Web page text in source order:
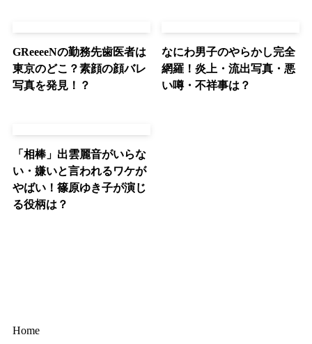
GReeeeNの勤務先歯医者は
東京のどこ？素顔の顔バレ
写真を発見！？
なにわ男子のやらかし完全
網羅！炎上・流出写真・悪
い噂・不祥事は？
「相棒」出雲麗音がいらな
い・嫌いと言われるワケが
やばい！篠原ゆき子が演じ
る役柄は？
Home